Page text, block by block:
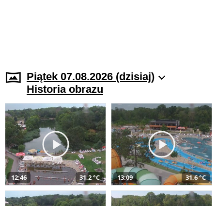
Piątek 07.08.2026 (dzisiaj)
Historia obrazu
12:46 31,2 °C 13:09 31,6 °C